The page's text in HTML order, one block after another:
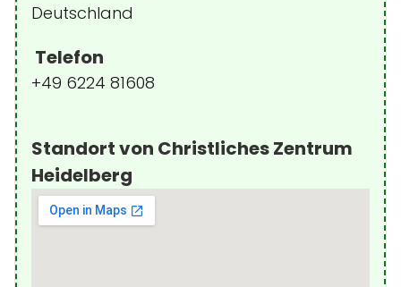
Deutschland
Telefon
+49 6224 81608
Standort von Christliches Zentrum
Heidelberg